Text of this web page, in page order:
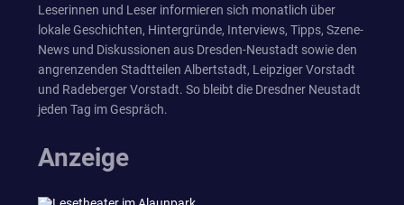
Leserinnen und Leser informieren sich monatlich über
lokale Geschichten, Hintergründe, Interviews, Tipps, Szene-
News und Diskussionen aus Dresden-Neustadt sowie den
angrenzenden Stadtteilen Albertstadt, Leipziger Vorstadt
und Radeberger Vorstadt. So bleibt die Dresdner Neustadt
jeden Tag im Gespräch.
Anzeige